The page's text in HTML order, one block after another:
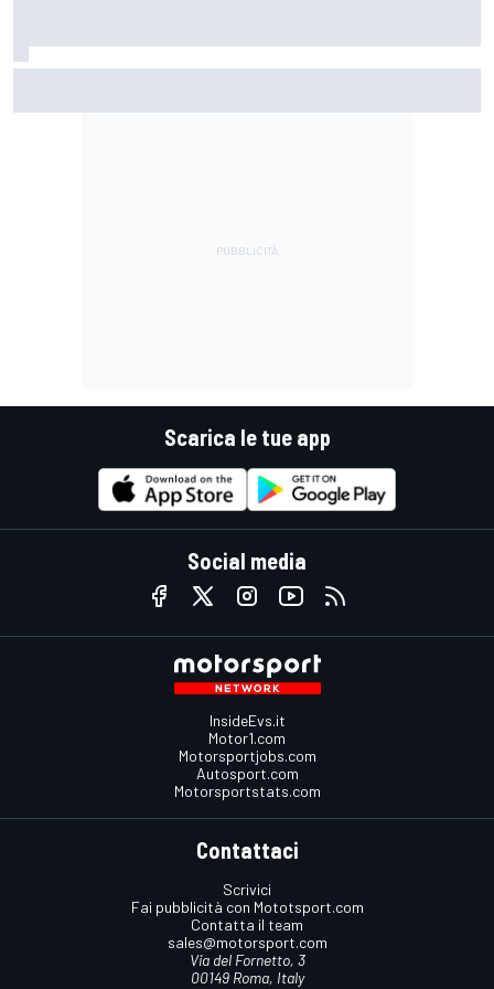
Scarica le tue app
Social media
InsideEvs.it
Motor1.com
Motorsportjobs.com
Autosport.com
Motorsportstats.com
Contattaci
Scrivici
Fai pubblicità con Mototsport.com
Contatta il team
sales@motorsport.com
Via del Fornetto, 3
00149 Roma, Italy